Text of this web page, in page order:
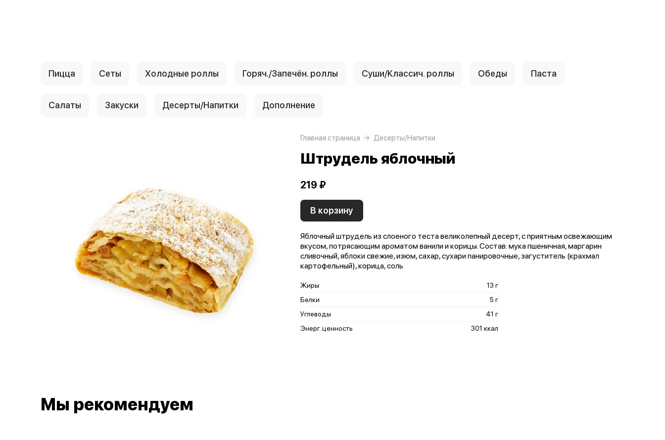
Пицца Сеты Холодные роллы Горяч./Запечён. роллы Суши/Классич. роллы Обеды Паста
Салаты Закуски Десерты/Напитки Дополнение
Главная страница Десерты/Напитки
Штрудель яблочный
219 ₽
В корзину
Яблочный штрудель из слоеного теста великолепный десерт, с приятным освежающим
вкусом, потрясающим ароматом ванили и корицы. Состав: мука пшеничная, маргарин
сливочный, яблоки свежие, изюм, сахар, сухари панировочные, загуститель (крахмал
картофельный), корица, соль
Жиры
13 г
Белки
5 г
Углеводы
41 г
Энерг. ценность
301 ккал
Мы рекомендуем